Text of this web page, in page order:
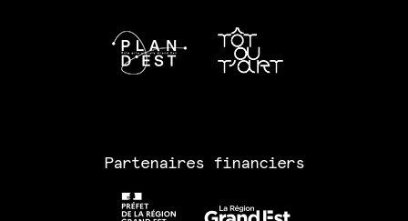
Partenaires financiers